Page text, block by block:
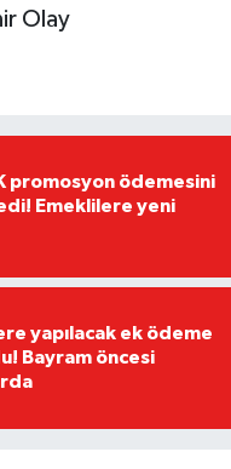
Olay
promosyon ödemesini
Emeklilere yeni
yapılacak ek ödeme
Bayram öncesi